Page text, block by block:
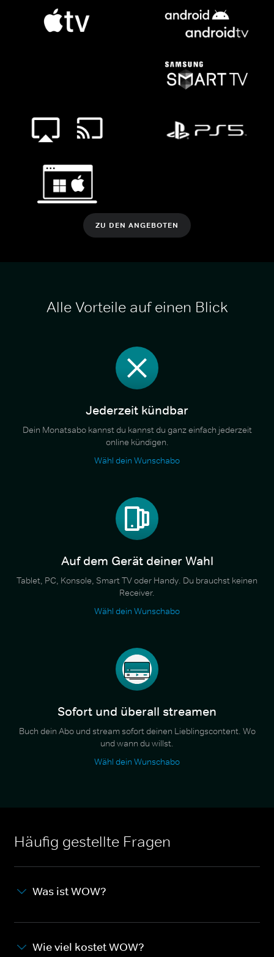
ZU DEN ANGEBOTEN
Alle Vorteile auf einen Blick
Jederzeit kündbar
Dein Monatsabo kannst du kannst du ganz einfach jederzeit
online kündigen.
Wähl dein Wunschabo
Auf dem Gerät deiner Wahl
Tablet, PC, Konsole, Smart TV oder Handy. Du brauchst keinen
Receiver.
Wähl dein Wunschabo
Sofort und überall streamen
Buch dein Abo und stream sofort deinen Lieblingscontent. Wo
und wann du willst.
Wähl dein Wunschabo
Häufig gestellte Fragen
Was ist WOW?
Wie viel kostet WOW?